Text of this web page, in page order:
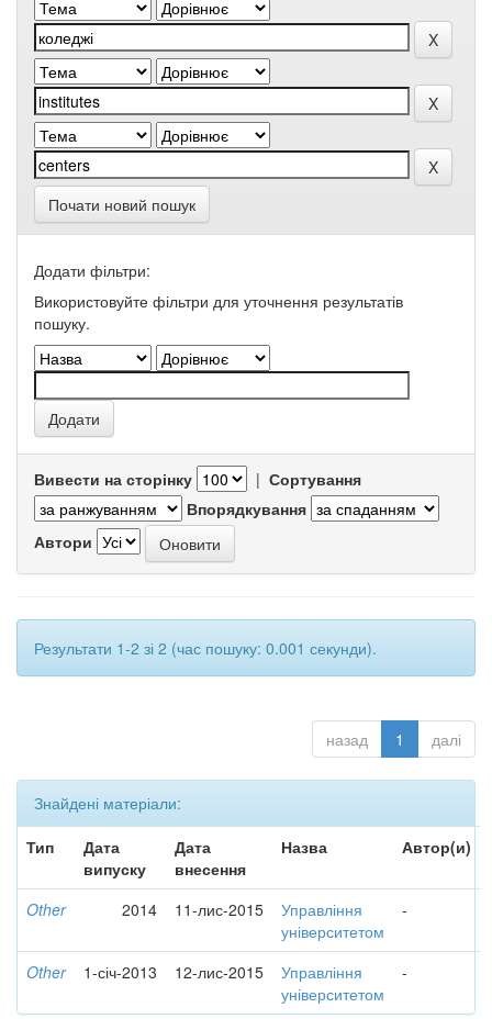
Почати новий пошук
Додати фільтри:
Використовуйте фільтри для уточнення результатів
пошуку.
Вивести на сторінку | Сортування
Впорядкування
Автори
Результати 1-2 зі 2 (час пошуку: 0.001 секунди).
назад 1 далі
Знайдені матеріали:
Тип
Дата
випуску
Дата
внесення
Назва Автор(и)
Other 2014 11-лис-2015
Управління
університетом
-
Other 1-січ-2013 12-лис-2015
Управління
університетом
-